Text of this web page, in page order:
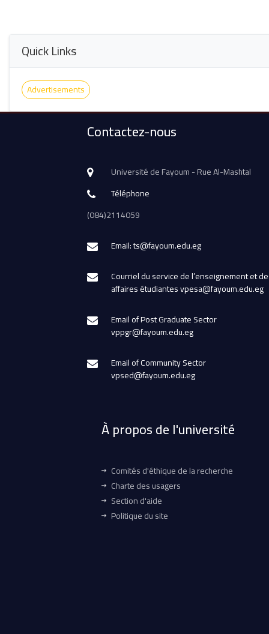
Quick Links
Advertisements
Contactez-nous
Université de Fayoum - Rue Al-Mashtal
Téléphone
(084)2114059
Email: ts@fayoum.edu.eg
Courriel du service de l’enseignement et
affaires étudiantes vpesa@fayoum.edu.eg
Email of Post Graduate Sector
vppgr@fayoum.edu.eg
Email of Community Sector
vpsed@fayoum.edu.eg
À propos de l'université
Comités d'éthique de la recherche
Charte des usagers
Section d'aide
Politique du site